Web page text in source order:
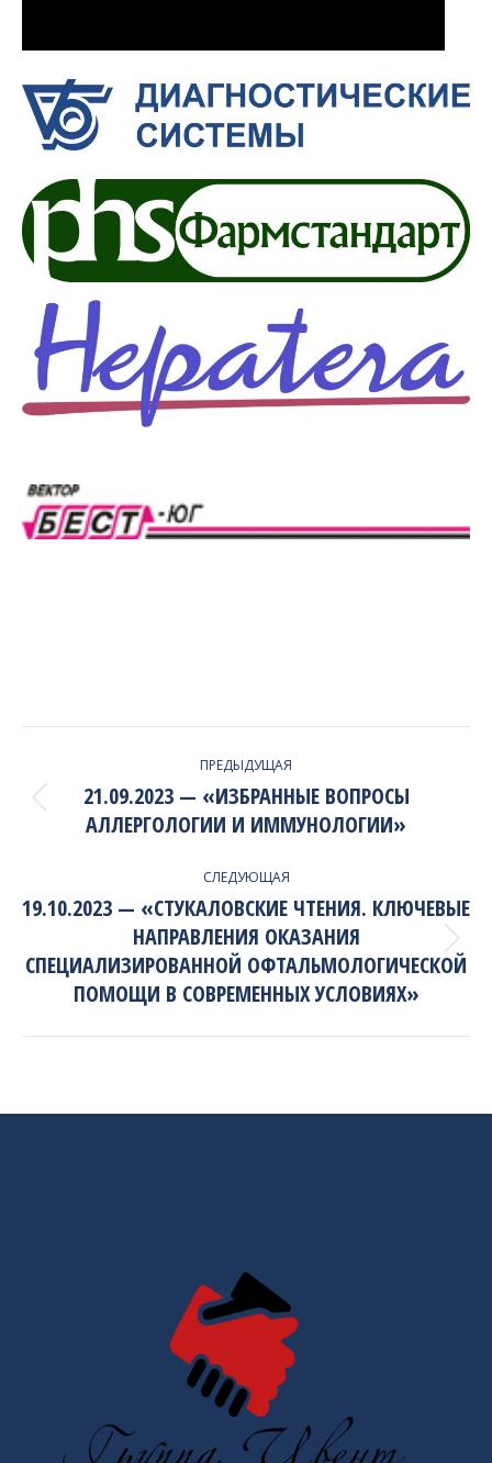
NAVIGATION
ПРЕДЫДУЩАЯ
Previous
project:
21.09.2023 — «ИЗБРАННЫЕ ВОПРОСЫ
АЛЛЕРГОЛОГИИ И ИММУНОЛОГИИ»
СЛЕДУЮЩАЯ
Next
project:
19.10.2023 — «СТУКАЛОВСКИЕ ЧТЕНИЯ. КЛЮЧЕВЫЕ
НАПРАВЛЕНИЯ ОКАЗАНИЯ
СПЕЦИАЛИЗИРОВАННОЙ ОФТАЛЬМОЛОГИЧЕСКОЙ
ПОМОЩИ В СОВРЕМЕННЫХ УСЛОВИЯХ»